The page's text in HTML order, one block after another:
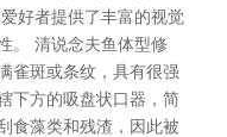
好者提供了丰富的视觉
。 清说念夫鱼体型修
雀斑或条纹，具有很强
下方的吸盘状口器，简
食藻类和残渣，因此被